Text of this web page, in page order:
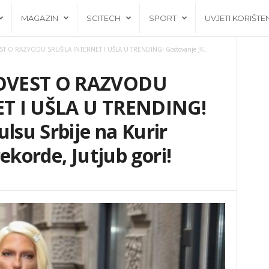
MAGAZIN SCITECH SPORT UVJETI
O RAZVODU SRUŠILA INTERNET I UŠLA U TRENDING! Gostovanje JK...
O RAZVODU
I UŠLA U TRENDING!
Srbije na Kurir
Jutjub gori!